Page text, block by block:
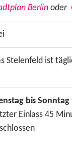
Berlin oder
Stelenfeld ist
bis
Einlass 45